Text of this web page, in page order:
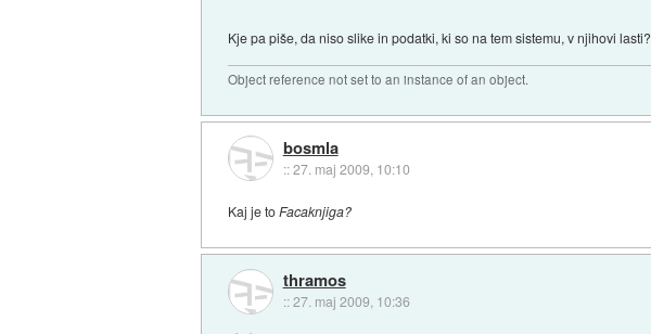
Kje pa piše, da niso slike in podatki, ki so na tem sistemu, v njihovi lasti?
Object reference not set to an instance of an object.
bosmla
::27. maj 2009, 10:10
Kaj je toFacaknjiga?
thramos
::27. maj 2009, 10:36